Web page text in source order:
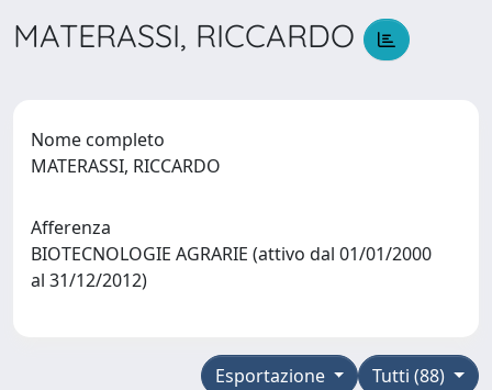
MATERASSI, RICCARDO
Nome completo
MATERASSI, RICCARDO
Afferenza
BIOTECNOLOGIE AGRARIE (attivo dal 01/01/2000
al 31/12/2012)
Tutti (88)
Esportazione